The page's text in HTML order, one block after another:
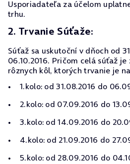
Usporiadateľa za účelom
trhu.
2. Trvanie Súťaže:
Súťaž sa uskutoční v dňoch od
06.10.2016. Pričom celá súťaž
rôznych kôl, ktorých trvanie je
1.kolo: od 31.08.2016 do
2.kolo: od 07.09.2016 do
3.kolo: od 14.09.2016 do
4.kolo: od 21.09.2016 do
5.kolo: od 28.09.2016 do